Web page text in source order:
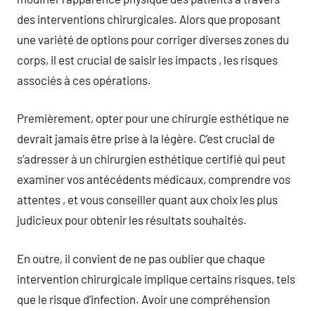
des interventions chirurgicales. Alors que proposant
une variété de options pour corriger diverses zones du
corps, il est crucial de saisir les impacts , les risques
associés à ces opérations.
Premièrement, opter pour une chirurgie esthétique ne
devrait jamais être prise à la légère. C’est crucial de
s’adresser à un chirurgien esthétique certifié qui peut
examiner vos antécédents médicaux, comprendre vos
attentes , et vous conseiller quant aux choix les plus
judicieux pour obtenir les résultats souhaités.
En outre, il convient de ne pas oublier que chaque
intervention chirurgicale implique certains risques, tels
que le risque d’infection. Avoir une compréhension